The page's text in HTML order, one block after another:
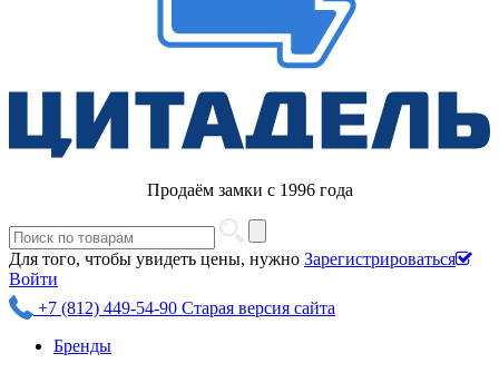
Продаём замки с 1996 года
Для того, чтобы увидеть цены, нужно Зарегистрироваться
Войти
+7 (812) 449-54-90 Старая версия сайта
Бренды